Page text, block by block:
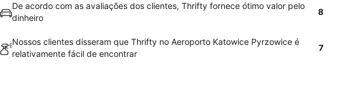
De acordo com as avaliações dos clientes, Thrifty fornece ótimo valor pelo
dinheiro
8
Nossos clientes disseram que Thrifty no Aeroporto Katowice Pyrzowice é
relativamente fácil de encontrar
7